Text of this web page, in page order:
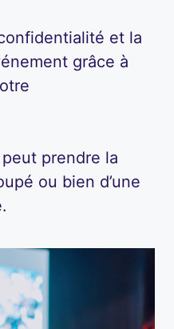
et la
grâce à
prendre la
ou bien d’une